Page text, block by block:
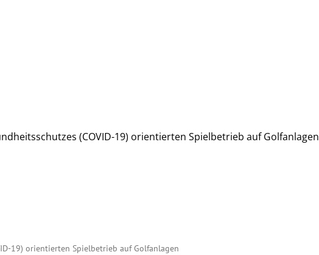
(COVID-19) orientierten Spielbetrieb auf Golfanlagen
19) orientierten Spielbetrieb auf Golfanlagen